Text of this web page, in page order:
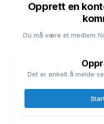
Opprett en
Du må være et medlem
Det er enkelt å melde